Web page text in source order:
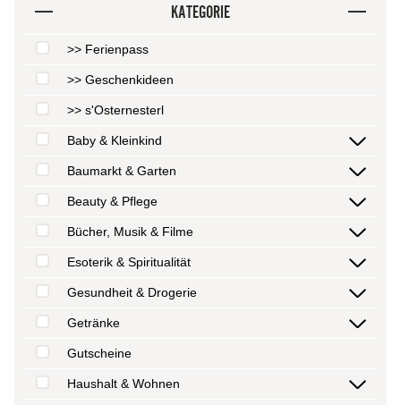
KATEGORIE
>> Ferienpass
>> Geschenkideen
>> s'Osternesterl
Baby & Kleinkind
Baumarkt & Garten
Beauty & Pflege
Bücher, Musik & Filme
Esoterik & Spiritualität
Gesundheit & Drogerie
Getränke
Gutscheine
Haushalt & Wohnen